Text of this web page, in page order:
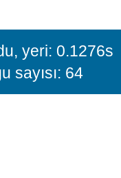
yeri: 0.1276s
sayısı: 64